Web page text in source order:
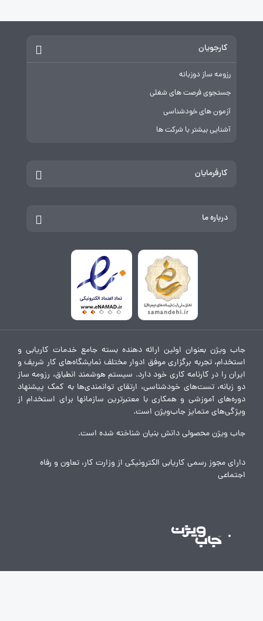
کارجویان
رزومه ساز دوزبانه
جستجوی فرصت های شغلی
آزمون های خودشناسی
آشنایی بیشتر با شرکت ها
کارفرمایان
درباره ما
جاب ویژن بعنوان اولین ارائه دهنده بسته جامع خدمات کاریابی و
استخدام، تجربه برگزاری موفق ادوار مختلف نمایشگاه‌های کار شریف و
ایران را در کارنامه کاری خود دارد. سیستم هوشمند انطباق، رزومه ساز
دو زبانه، تست‌های خودشناسی، ارتقای توانمندی‌ها به کمک پیشنهاد
دوره‌های آموزشی و همکاری با معتبرترین سازمانها برای استخدام از
ویژگی‌های متمایز جاب‌ویژن است.
جاب ویژن محصولی دانش بنیان شناخته شده است.
دارای مجوز رسمی کاریابی الکترونیکی از وزارت کار، تعاون و رفاه
اجتماعی